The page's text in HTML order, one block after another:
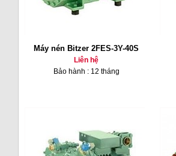
Máy nén Bitzer 2FES-3Y-40S
Liên hệ
Bảo hành : 12 tháng